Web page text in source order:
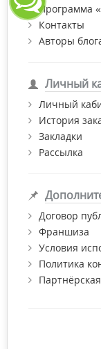
Программа
Контакты
Авторы
Личный
Личный
История
Закладки
Рассылка
Договор
Франшиза
Условия
Политика